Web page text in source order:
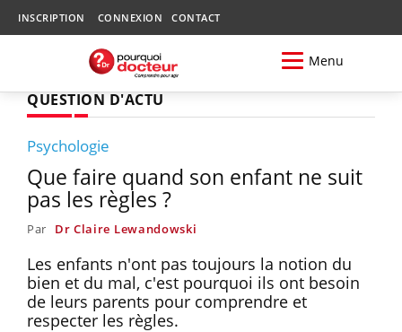
INSCRIPTION CONNEXION CONTACT
Menu
QUESTION D'ACTU
Psychologie
Que faire quand son enfant ne suit
pas les règles ?
Par Dr Claire Lewandowski
Les enfants n'ont pas toujours la notion du
bien et du mal, c'est pourquoi ils ont besoin
de leurs parents pour comprendre et
respecter les règles.